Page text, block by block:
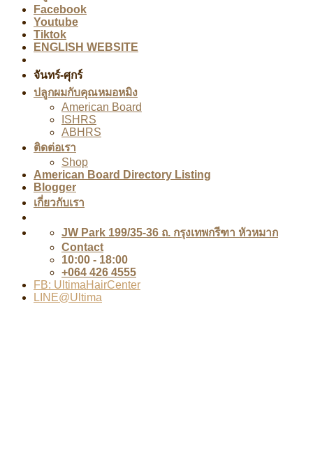
Facebook
Youtube
Tiktok
ENGLISH WEBSITE
จันทร์-ศุกร์
ปลูกผมกับคุณหมอหมิง
American Board
ISHRS
ABHRS
ติดต่อเรา
Shop
American Board Directory Listing
Blogger
เกี่ยวกับเรา
JW Park 199/35-36 ถ. กรุงเทพกรีฑา หัวหมาก
Contact
10:00 - 18:00
+064 426 4555
FB: UltimaHairCenter
LINE@Ultima